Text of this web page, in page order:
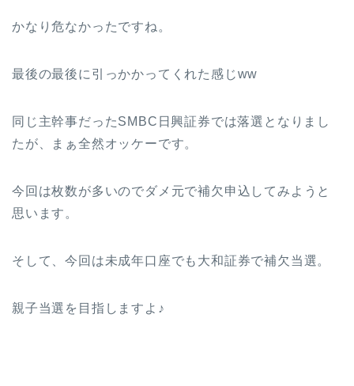
かなり危なかったですね。
最後の最後に引っかかってくれた感じww
同じ主幹事だったSMBC日興証券では落選となりまし
たが、まぁ全然オッケーです。
今回は枚数が多いのでダメ元で補欠申込してみようと
思います。
そして、今回は未成年口座でも大和証券で補欠当選。
親子当選を目指しますよ♪